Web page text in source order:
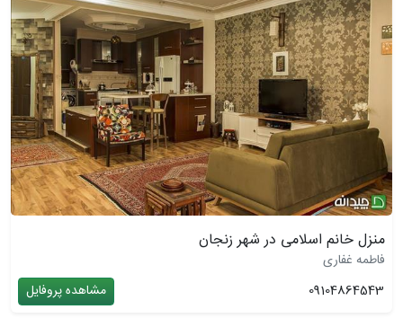
منزل خانم اسلامی در شهر زنجان
فاطمه غفاری
09104864543
مشاهده پروفایل